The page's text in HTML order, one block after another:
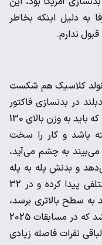
به دلیل اینکه بخاطر
ندارم.
کلاسیک هم شکست
در بدنسازی فاکتور
منفی حساب می‌شود از نگاه خود ورزشکار که باید به وزن بالای 130
باشد و کار را سخت
به چشم می‌آید،
2014 مسابقه می‌دهد و بدنش پله به پله
رشد کرده است، در سطح مسابقات مختلفی پیدا کرده و در 32
به سطح بالاتری برسد،
اما خبر خوب برای هادی این می‌تواند باشد که در مسابقات 2025
نفرات فاصله زیادی